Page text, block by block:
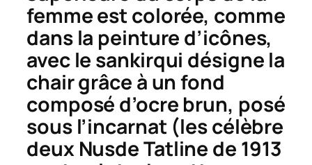
femme est colorée, comme
dans la peinture d’icônes,
avec le sankirqui désigne la
chair grâce à un fond
composé d’ocre brun, posé
sous l’incarnat (les célèbre
deux Nusde Tatline de 1913